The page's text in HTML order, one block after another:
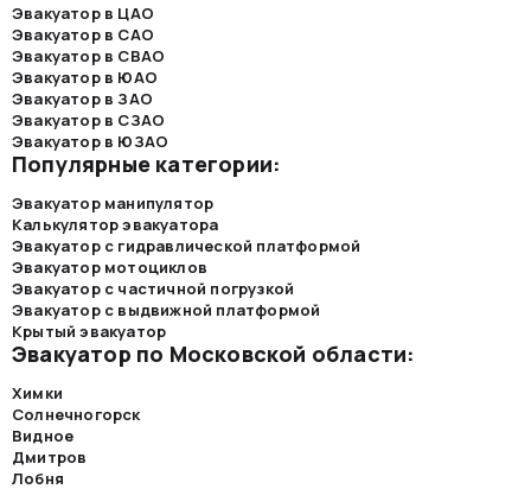
Эвакуатор в ЦАО
Эвакуатор в САО
Эвакуатор в СВАО
Эвакуатор в ЮАО
Эвакуатор в ЗАО
Эвакуатор в СЗАО
Эвакуатор в ЮЗАО
Популярные категории:
Эвакуатор манипулятор
Калькулятор эвакуатора
Эвакуатор с гидравлической платформой
Эвакуатор мотоциклов
Эвакуатор с частичной погрузкой
Эвакуатор с выдвижной платформой
Крытый эвакуатор
Эвакуатор по Московской области:
Химки
Солнечногорск
Видное
Дмитров
Лобня